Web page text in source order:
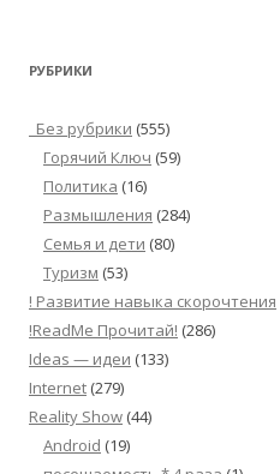
РУБРИКИ
_Без рубрики (555)
Горячий Ключ (59)
Политика (16)
Размышления (284)
Семья и дети (80)
Туризм (53)
! Развитие навыка скорочтения
!ReadMe Прочитай! (286)
Ideas — идеи (133)
Internet (279)
Reality Show (44)
Android (19)